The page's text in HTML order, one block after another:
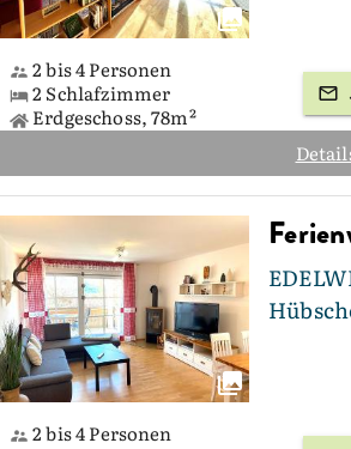
2 bis 4 Personen
2 Schlafzimmer
Erdgeschoss, 78m²
2 bis 4 Personen